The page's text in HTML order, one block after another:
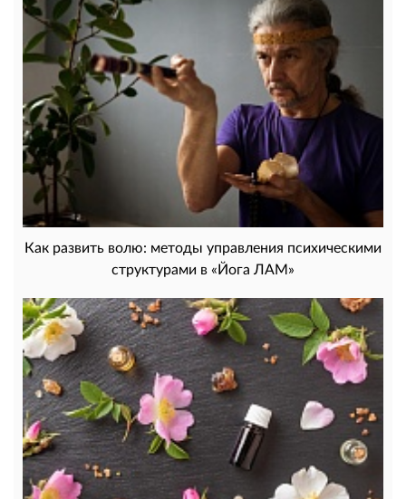
Как развить волю: методы управления психическими
структурами в «Йога ЛАМ»